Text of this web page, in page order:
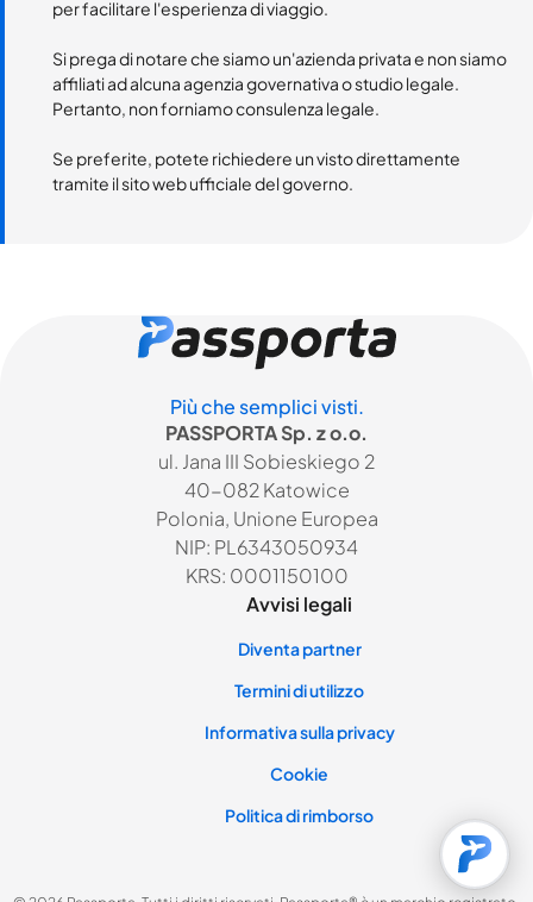
per facilitare l'esperienza di viaggio.
Si prega di notare che siamo un'azienda privata e non siamo
affiliati ad alcuna agenzia governativa o studio legale.
Pertanto, non forniamo consulenza legale.
Se preferite, potete richiedere un visto direttamente
tramite il sito web ufficiale del governo.
Più che semplici visti.
PASSPORTA Sp. z o.o.
ul. Jana III Sobieskiego 2
40-082 Katowice
Polonia, Unione Europea
NIP: PL6343050934
KRS: 0001150100
Avvisi legali
Diventa partner
Termini di utilizzo
Informativa sulla privacy
Cookie
Politica di rimborso